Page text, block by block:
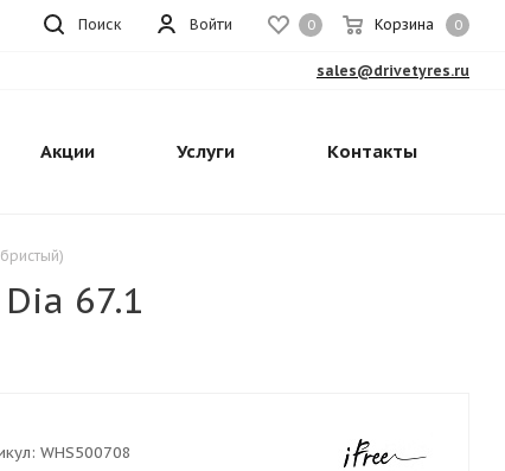
0 Корзина 0
Войти
Поиск
sales@drivetyres.ru
Акции Услуги Контакты
67.1
WHS500708